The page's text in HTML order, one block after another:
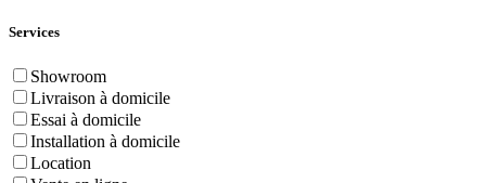
Services
Showroom
Livraison à domicile
Essai à domicile
Installation à domicile
Location